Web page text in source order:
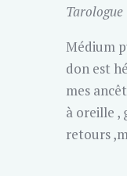
Tarologue
Médium
don est
mes
à oreille ,
retours